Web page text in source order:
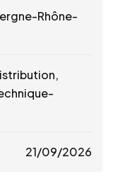
Rhône-
21/09/2026